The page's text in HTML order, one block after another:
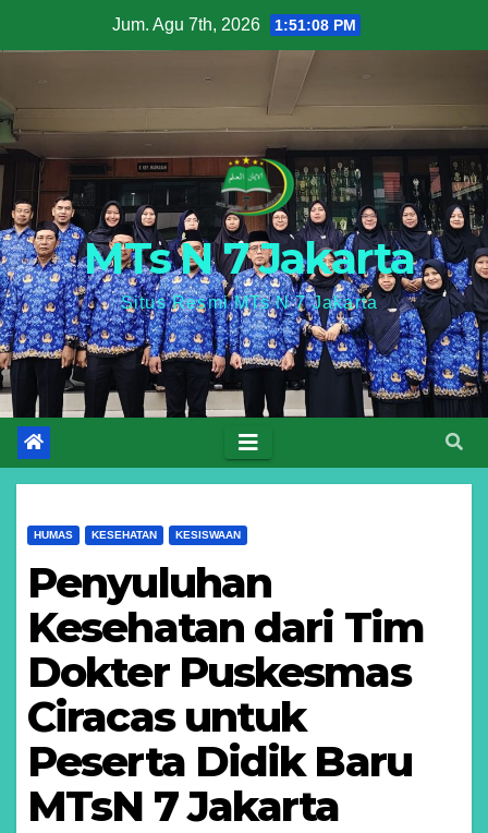
to
Jum. Agu 7th, 2026 1:51:09 PM
MTs N 7 Jakarta
Situs Resmi MTs N 7 Jakarta
HUMAS KESEHATAN KESISWAAN
Penyuluhan
Kesehatan dari Tim
Dokter Puskesmas
Ciracas untuk
Peserta Didik Baru
MTsN 7 Jakarta